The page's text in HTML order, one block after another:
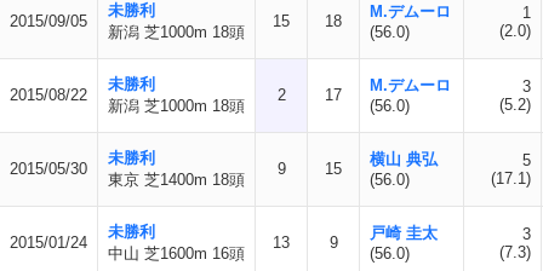
2015/09/05
未勝利
新潟 芝1000m 18頭
15 18
M.デムーロ
(56.0)
1
(2.0)
2015/08/22
未勝利
新潟 芝1000m 18頭
2 17
M.デムーロ
(56.0)
3
(5.2)
2015/05/30
未勝利
東京 芝1400m 18頭
9 15
横山 典弘
(56.0)
5
(17.1)
2015/01/24
未勝利
中山 芝1600m 16頭
13 9
戸崎 圭太
(56.0)
3
(7.3)